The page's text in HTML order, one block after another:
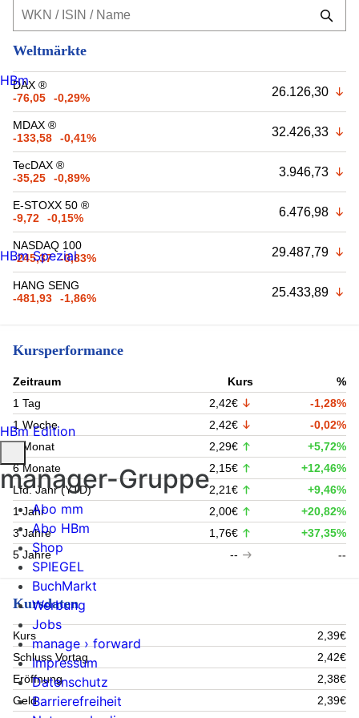
Weltmärkte
DAX ®
-76,05
-0,29% 26.126,30
MDAX ®
-133,58
-0,41% 32.426,33
TecDAX ®
-35,25
-0,89% 3.946,73
E-STOXX 50 ®
-9,72
-0,15% 6.476,98
NASDAQ 100
-245,37
-0,83% 29.487,79
HANG SENG
-481,93
-1,86% 25.433,89
Kursperformance
Zeitraum Kurs
%
1 Tag
2,42€
-1,28%
1 Woche
2,42€
-0,02%
1 Monat
2,29€
+5,72%
6 Monate
2,15€
+12,46%
Lfd. Jahr (YTD)
2,21€
+9,46%
1 Jahr
2,00€
+20,82%
3 Jahre
1,76€
+37,35%
5 Jahre
-- --
Kursdaten
Kurs
2,39€
Schluss Vortag
2,42€
Eröffnung
2,38€
Geld
2,39€
HBm
HBm Spezial
HBm Edition
manager-Gruppe
Abo mm
Abo HBm
Shop
SPIEGEL
BuchMarkt
Werbung
Jobs
manage › forward
Impressum
Datenschutz
Barrierefreiheit